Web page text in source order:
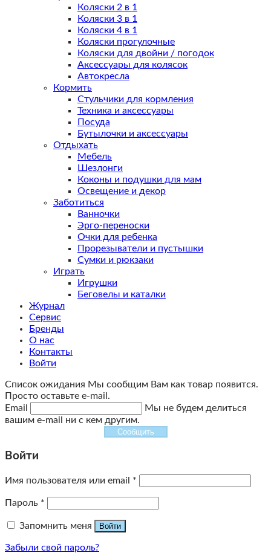
Коляски 2 в 1
Коляски 3 в 1
Коляски 4 в 1
Коляски прогулочные
Коляски для двойни / погодок
Аксессуары для колясок
Автокресла
Кормить
Стульчики для кормления
Техника и аксессуары
Посуда
Бутылочки и аксессуары
Отдыхать
Мебель
Шезлонги
Коконы и подушки для мам
Освещение и декор
Заботиться
Ванночки
Эрго-переноски
Очки для ребенка
Прорезыватели и пустышки
Сумки и рюкзаки
Играть
Игрушки
Беговелы и каталки
Журнал
Сервис
Бренды
О нас
Контакты
Войти
Список ожидания Мы сообщим Вам как товар появится.
Просто оставьте e-mail.
Email
Мы не будем делиться
вашим e-mail ни с кем другим.
Сообщить
Войти
Имя пользователя или email *
Пароль *
Запомнить меня Войти
Забыли свой пароль?